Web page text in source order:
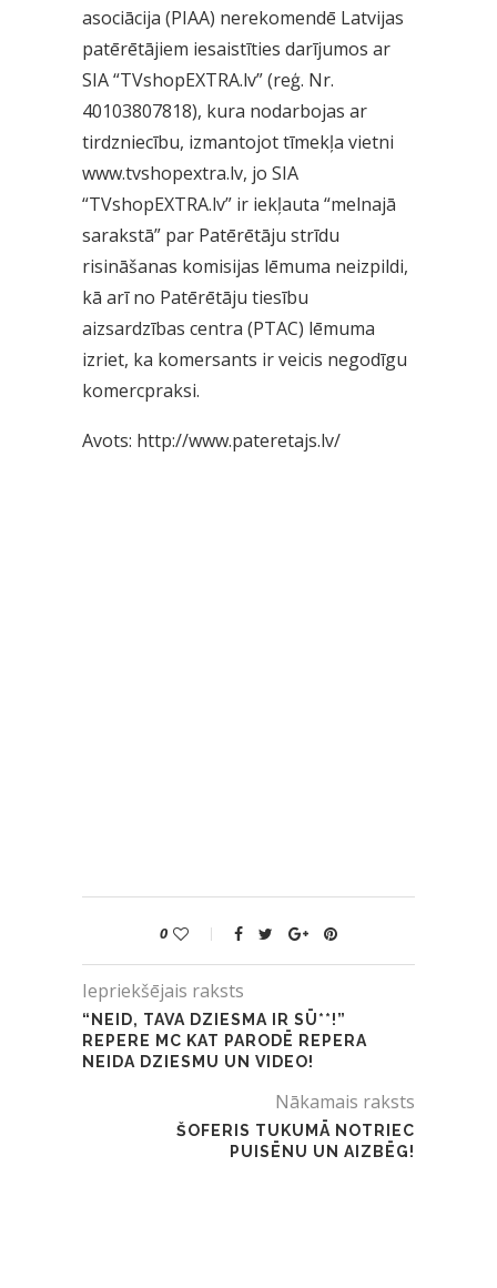
asociācija (PIAA) nerekomendē Latvijas
patērētājiem iesaistīties darījumos ar
SIA “TVshopEXTRA.lv” (reģ. Nr.
40103807818), kura nodarbojas ar
tirdzniecību, izmantojot tīmekļa vietni
www.tvshopextra.lv, jo SIA
“TVshopEXTRA.lv” ir iekļauta “melnajā
sarakstā” par Patērētāju strīdu
risināšanas komisijas lēmuma neizpildi,
kā arī no Patērētāju tiesību
aizsardzības centra (PTAC) lēmuma
izriet, ka komersants ir veicis negodīgu
komercpraksi.
Avots: http://www.pateretajs.lv/
0
Iepriekšējais raksts
“NEID, TAVA DZIESMA IR SŪ**!”
REPERE MC KAT PARODĒ REPERA
NEIDA DZIESMU UN VIDEO!
Nākamais raksts
ŠOFERIS TUKUMĀ NOTRIEC
PUISĒNU UN AIZBĒG!